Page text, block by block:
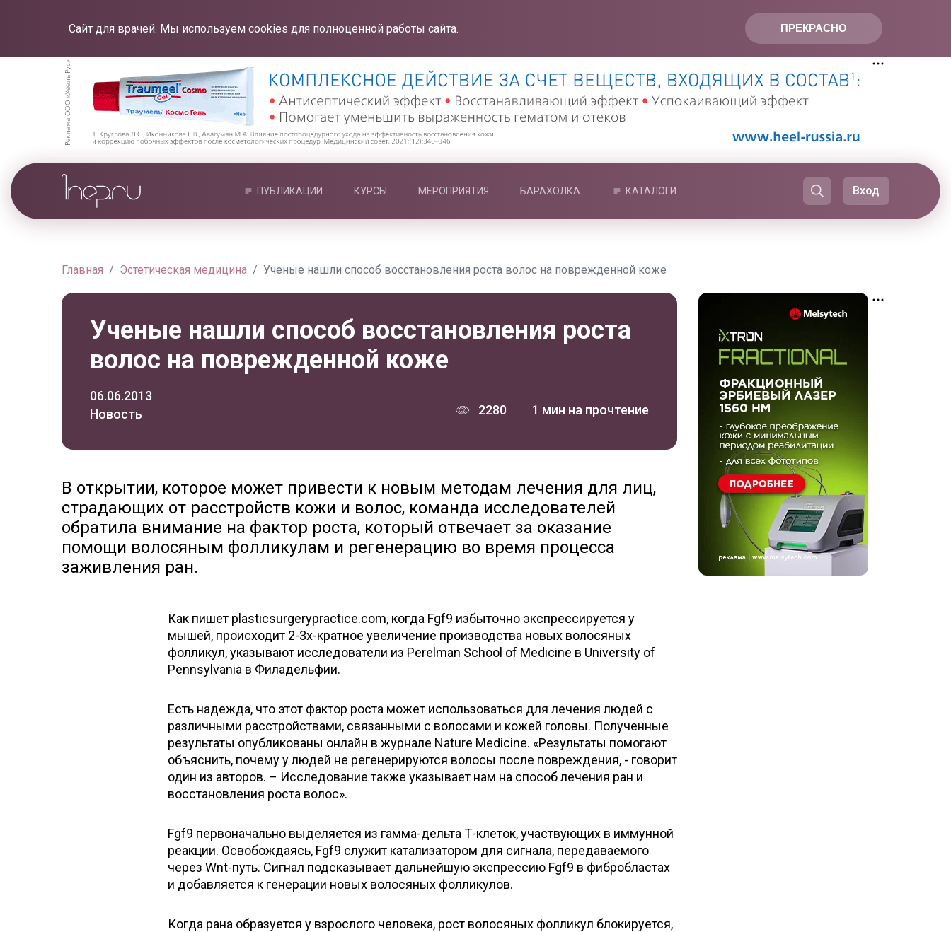
ПРЕКРАСНО
Сайт для врачей. Мы используем cookies для полноценной работы сайта.
ПУБЛИКАЦИИ КУРСЫ МЕРОПРИЯТИЯ БАРАХОЛКА КАТАЛОГИ Вход
Главная Эстетическая медицина Ученые нашли способ восстановления роста волос на поврежденной коже
Ученые нашли способ восстановления роста
волос на поврежденной коже
06.06.2013
Новость
2280 1 мин на прочтение
В открытии, которое может привести к новым методам лечения для лиц,
страдающих от расстройств кожи и волос, команда исследователей
обратила внимание на фактор роста, который отвечает за оказание
помощи волосяным фолликулам и регенерацию во время процесса
заживления ран.
Как пишет plasticsurgerypractice.com, когда Fgf9 избыточно экспрессируется у
мышей, происходит 2-3х-кратное увеличение производства новых волосяных
фолликул, указывают исследователи из Perelman School of Medicine в University of
Pennsylvania в Филадельфии.
Есть надежда, что этот фактор роста может использоваться для лечения людей с
различными расстройствами, связанными с волосами и кожей головы. Полученные
результаты опубликованы онлайн в журнале Nature Medicine. «Результаты помогают
объяснить, почему у людей не регенерируются волосы после повреждения, - говорит
один из авторов. – Исследование также указывает нам на способ лечения ран и
восстановления роста волос».
Fgf9 первоначально выделяется из гамма-дельта Т-клеток, участвующих в иммунной
реакции. Освобождаясь, Fgf9 служит катализатором для сигнала, передаваемого
через Wnt-путь. Сигнал подсказывает дальнейшую экспрессию Fgf9 в фибробластах
и добавляется к генерации новых волосяных фолликулов.
Когда рана образуется у взрослого человека, рост волосяных фолликул блокируется,